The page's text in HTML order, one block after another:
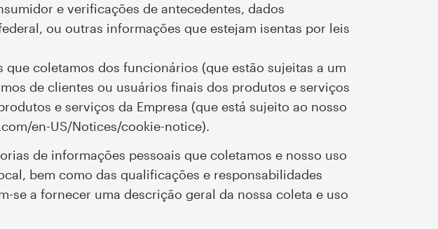
e verificações de antecedentes, dados
ou outras informações que estejam isentas por leis
coletamos dos funcionários (que estão sujeitas a um
de clientes ou usuários finais dos produtos e serviços
e serviços da Empresa (que está sujeito ao nosso
en-US/Notices/cookie-notice).
de informações pessoais que coletamos e nosso uso
bem como das qualificações e responsabilidades
se a fornecer uma descrição geral da nossa coleta e uso